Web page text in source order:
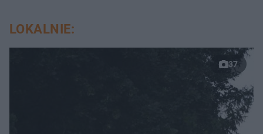
LOKALNIE:
37